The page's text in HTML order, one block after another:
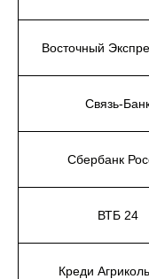
Восточный
Связь-
Сбербанк
ВТБ 24
Креди